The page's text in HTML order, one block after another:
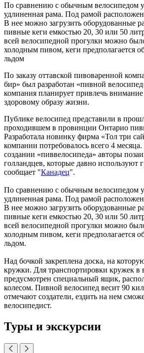
По сравнению с обычным велосипедом
удлиненная рама. Под рамой
В нее можно загрузить оборудованные
пивные кеги емкостью 20, 30 или 50
всей велосипедной прогулки можно
холодным пивом, кеги предполагается
льдом
По заказу оттавской пивоваренной
бир» был разработан «пивной
компания планирует привлечь
здоровому образу жизни.
Публике велосипед представили в
проходившем в провинции Онтарио
Разработала новинку фирма «Тол три
компании потребовалось всего 4
создании «пиввелосипеда» авторы
голландцев, которые давно используют
сообщает "Канадец".
По сравнению с обычным велосипедом
удлиненная рама. Под рамой
В нее можно загрузить оборудованные
пивные кеги емкостью 20, 30 или 50
всей велосипедной прогулки можно
холодным пивом, кеги предполагается
льдом.
Над бочкой закреплена доска, на
кружки. Для транспортировки кружек в
предусмотрен специальный ящик,
колесом. Пивной велосипед весит 90
отмечают создатели, ездить на нем
велосипедист.
Туры и экскурсии